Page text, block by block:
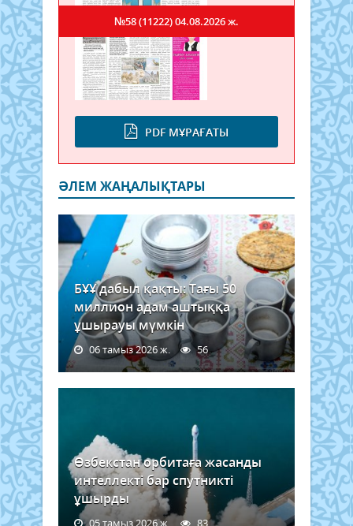
PDF МҰРАҒАТЫ
№58 (11222)04.08.2026 ж.
ӘЛЕМ ЖАҢАЛЫҚТАРЫ
БҰҰ дабыл қақты: Тағы 50
миллион адам аштыққа
ұшырауы мүмкін
06 тамыз 2026 ж. 56
Өзбекстан орбитаға жасанды
интеллекті бар спутникті
ұшырды
05 тамыз 2026 ж. 83